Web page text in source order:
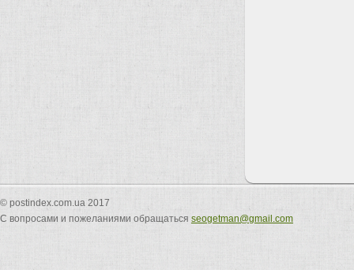
© postindex.com.ua 2017
С вопросами и пожеланиями обращаться seogetman@gmail.com